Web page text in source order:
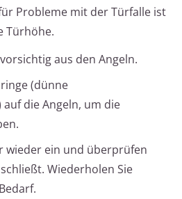
Probleme mit der Türfalle ist
Türhöhe.
aus den Angeln.
(dünne
die Angeln, um die
wieder ein und überprüfen
Wiederholen Sie